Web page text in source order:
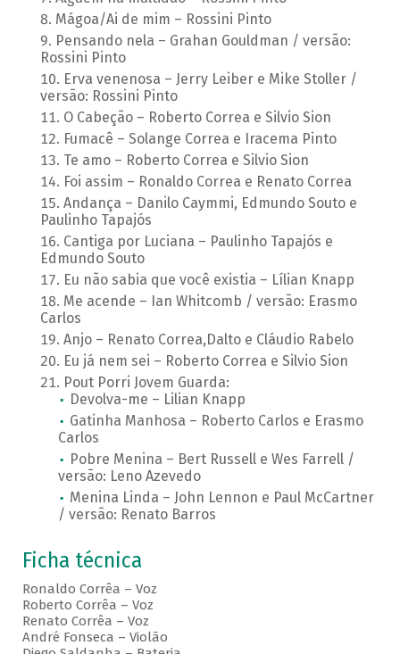
Mágoa/Ai de mim – Rossini Pinto
Pensando nela – Grahan Gouldman / versão:
Rossini Pinto
Erva venenosa – Jerry Leiber e Mike Stoller /
versão: Rossini Pinto
O Cabeção – Roberto Correa e Silvio Sion
Fumacê – Solange Correa e Iracema Pinto
Te amo – Roberto Correa e Silvio Sion
Foi assim – Ronaldo Correa e Renato Correa
Andança – Danilo Caymmi, Edmundo Souto e
Paulinho Tapajós
Cantiga por Luciana – Paulinho Tapajós e
Edmundo Souto
Eu não sabia que você existia – Lílian Knapp
Me acende – Ian Whitcomb / versão: Erasmo
Carlos
Anjo – Renato Correa,Dalto e Cláudio Rabelo
Eu já nem sei – Roberto Correa e Silvio Sion
Pout Porri Jovem Guarda:
Devolva-me – Lilian Knapp
Gatinha Manhosa – Roberto Carlos e Erasmo
Carlos
Pobre Menina – Bert Russell e Wes Farrell /
versão: Leno Azevedo
Menina Linda – John Lennon e Paul McCartner
/ versão: Renato Barros
Ficha técnica
Ronaldo Corrêa – Voz
Roberto Corrêa – Voz
Renato Corrêa – Voz
André Fonseca – Violão